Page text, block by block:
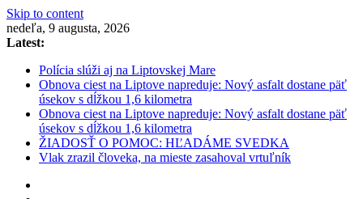
Skip to content
nedeľa, 9 augusta, 2026
Latest:
Polícia slúži aj na Liptovskej Mare
Obnova ciest na Liptove napreduje: Nový asfalt dostane päť
úsekov s dĺžkou 1,6 kilometra
Obnova ciest na Liptove napreduje: Nový asfalt dostane päť
úsekov s dĺžkou 1,6 kilometra
ŽIADOSŤ O POMOC: HĽADÁME SVEDKA
Vlak zrazil človeka, na mieste zasahoval vrtuľník